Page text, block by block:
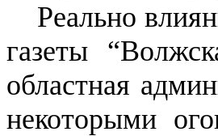
Реально
газеты
областная
некоторыми